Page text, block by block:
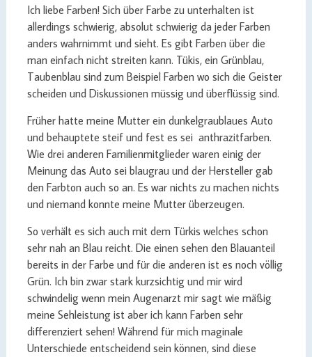
Ich liebe Farben! Sich über Farbe zu unterhalten ist
allerdings schwierig, absolut schwierig da jeder Farben
anders wahrnimmt und sieht. Es gibt Farben über die
man einfach nicht streiten kann. Tükis, ein Grünblau,
Taubenblau sind zum Beispiel Farben wo sich die Geister
scheiden und Diskussionen müssig und überflüssig sind.
Früher hatte meine Mutter ein dunkelgraublaues Auto
und behauptete steif und fest es sei anthrazitfarben.
Wie drei anderen Familienmitglieder waren einig der
Meinung das Auto sei blaugrau und der Hersteller gab
den Farbton auch so an. Es war nichts zu machen nichts
und niemand konnte meine Mutter überzeugen.
So verhält es sich auch mit dem Türkis welches schon
sehr nah an Blau reicht. Die einen sehen den Blauanteil
bereits in der Farbe und für die anderen ist es noch völlig
Grün. Ich bin zwar stark kurzsichtig und mir wird
schwindelig wenn mein Augenarzt mir sagt wie mäßig
meine Sehleistung ist aber ich kann Farben sehr
differenziert sehen! Während für mich maginale
Unterschiede entscheidend sein können, sind diese